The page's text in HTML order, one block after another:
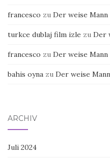
francesco zu Der weise Mann
turkce dublaj film izle zu Der
francesco zu Der weise Mann
bahis oyna zu Der weise Mann
ARCHIV
Juli 2024